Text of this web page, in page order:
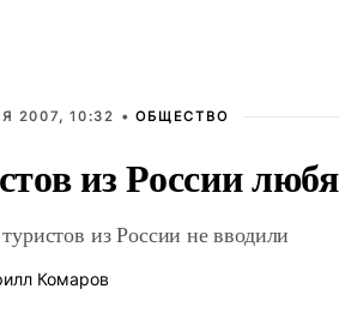
2007, 10:32 •ОБЩЕСТВО
из России
из России не вводили
Комаров